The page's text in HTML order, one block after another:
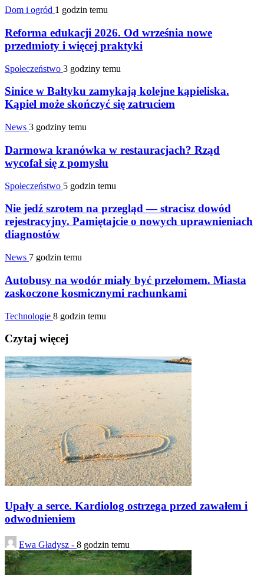
Dom i ogród 1 godzin temu
Reforma edukacji 2026. Od września nowe
przedmioty i więcej praktyki
Społeczeństwo 3 godziny temu
Sinice w Bałtyku zamykają kolejne kąpieliska.
Kąpiel może skończyć się zatruciem
News 3 godziny temu
Darmowa kranówka w restauracjach? Rząd
wycofał się z pomysłu
Społeczeństwo 5 godzin temu
Nie jedź szrotem na przegląd — stracisz dowód
rejestracyjny. Pamiętajcie o nowych uprawnieniach
diagnostów
News 7 godzin temu
Autobusy na wodór miały być przełomem. Miasta
zaskoczone kosmicznymi rachunkami
Technologie 8 godzin temu
Czytaj więcej
Upały a serce. Kardiolog ostrzega przed zawałem i
odwodnieniem
Ewa Gładysz - 8 godzin temu